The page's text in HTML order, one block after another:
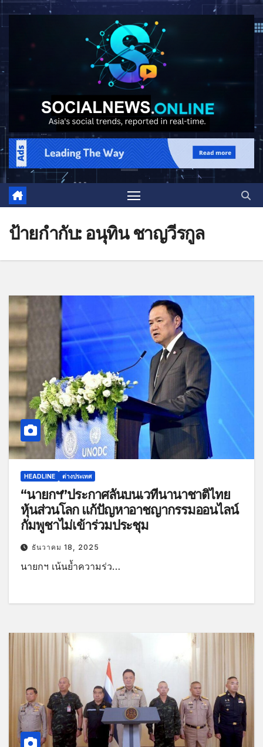
ป้ายกำกับ: อนุทิน ชาญวีรกูล
HEADLINE ต่างประเทศ
“นายกฯ”ประกาศลั่นบนเวทีนานาชาติไทย
หุ้นส่วนโลก แก้ปัญหาอาชญากรรมออนไลน์
กัมพูชาไม่เข้าร่วมประชุม
ธันวาคม 18, 2025
นายกฯ เน้นย้ำความร่ว…